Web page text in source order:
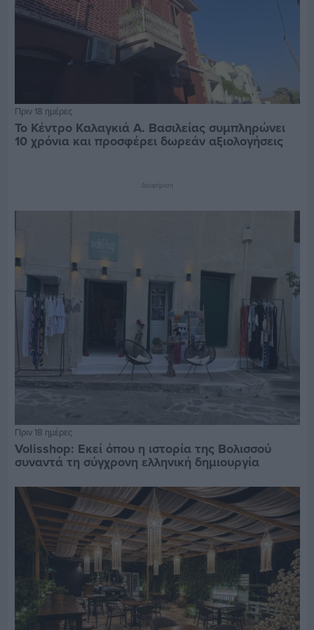
Πριν 18 ημέρες
Το Κέντρο Καλαγκιά Α. Βασιλείας συμπληρώνει
10 χρόνια και προσφέρει δωρεάν αξιολογήσεις
Διαφήμιση
Πριν 18 ημέρες
Volisshop: Εκεί όπου η ιστορία της Βολισσού
συναντά τη σύγχρονη ελληνική δημιουργία